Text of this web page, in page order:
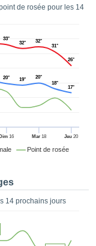
de rosée pour les 14
Point de rosée
Dim 16 Mar18 Jeu 20
33°
32°
32°
31°
26°
20° 19°
20°
18°
17°
14 prochains jours